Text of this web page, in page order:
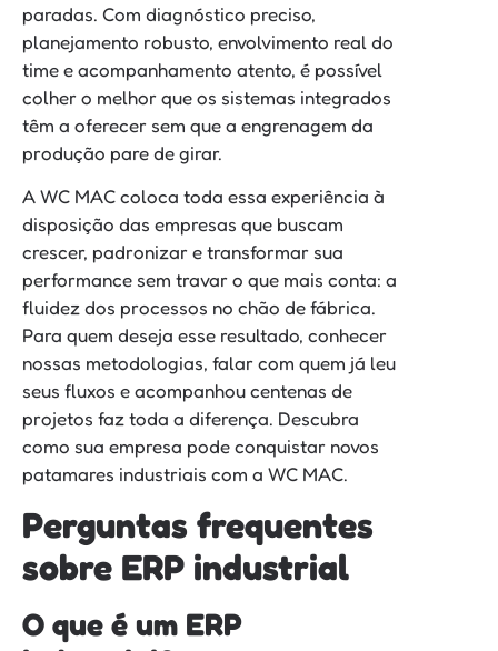
paradas. Com diagnóstico preciso,
planejamento robusto, envolvimento real do
time e acompanhamento atento, é possível
colher o melhor que os sistemas integrados
têm a oferecer sem que a engrenagem da
produção pare de girar.
A WC MAC coloca toda essa experiência à
disposição das empresas que buscam
crescer, padronizar e transformar sua
performance sem travar o que mais conta: a
fluidez dos processos no chão de fábrica.
Para quem deseja esse resultado, conhecer
nossas metodologias, falar com quem já leu
seus fluxos e acompanhou centenas de
projetos faz toda a diferença. Descubra
como sua empresa pode conquistar novos
patamares industriais com a WC MAC.
Perguntas frequentes
sobre ERP industrial
O que é um ERP